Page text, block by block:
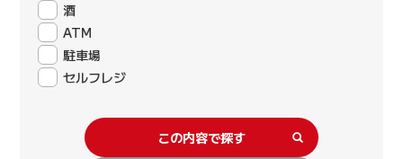
酒
ATM
駐車場
セルフレジ
この内容で探す